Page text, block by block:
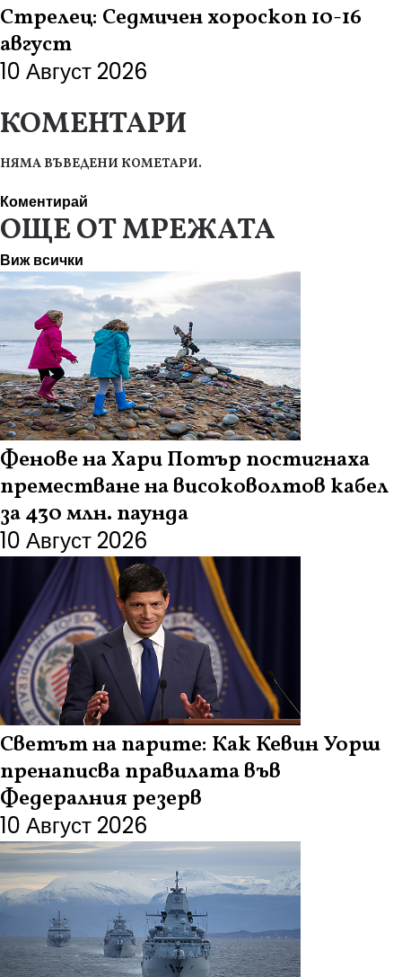
Стрелец: Седмичен хороскоп 10-16
август
10 Август 2026
КОМЕНТАРИ
НЯМА ВЪВЕДЕНИ КОМЕТАРИ.
Коментирай
ОЩЕ ОТ МРЕЖАТА
Виж всички
Фенове на Хари Потър постигнаха
преместване на високоволтов кабел
за 430 млн. паунда
10 Август 2026
Светът на парите: Как Кевин Уорш
пренаписва правилата във
Федералния резерв
10 Август 2026